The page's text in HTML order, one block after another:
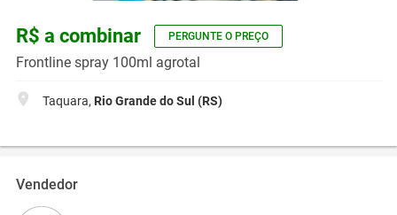
R$ a combinar PERGUNTE O PREÇO
Frontline spray 100ml agrotal
Taquara, Rio Grande do Sul (RS)
Vendedor